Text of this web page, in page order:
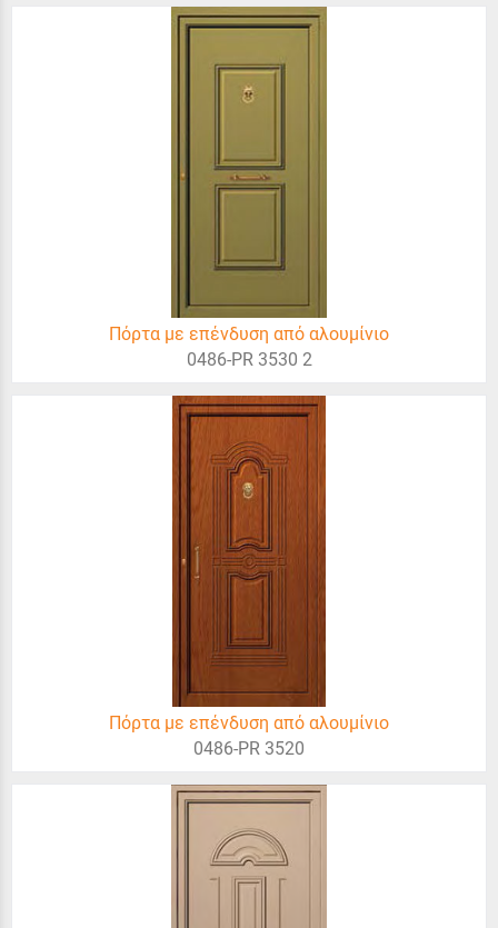
Πόρτα με επένδυση από αλουμίνιο
0486-PR 3530 2
Πόρτα με επένδυση από αλουμίνιο
0486-PR 3520